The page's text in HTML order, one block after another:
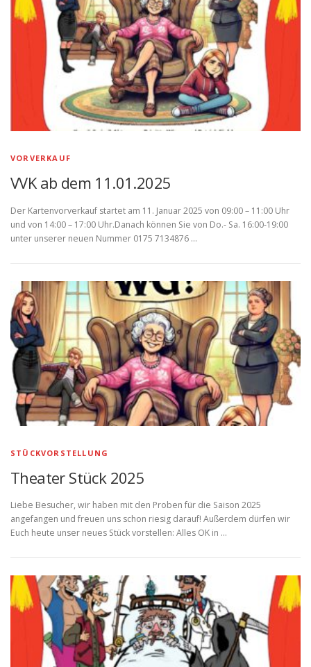
VORVERKAUF
VVK ab dem 11.01.2025
Der Kartenvorverkauf startet am 11. Januar 2025 von 09:00 – 11:00 Uhr
und von 14:00 – 17:00 Uhr.Danach können Sie von Do.- Sa. 16:00-19:00
unter unserer neuen Nummer 0175 7134876 …
STÜCKVORSTELLUNG
Theater Stück 2025
Liebe Besucher, wir haben mit den Proben für die Saison 2025
angefangen und freuen uns schon riesig darauf! Außerdem dürfen wir
Euch heute unser neues Stück vorstellen: Alles OK in …